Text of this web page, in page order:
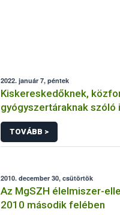
2022. január 7, péntek
Kiskereskedőknek,
gyógyszertáraknak szóló
TOVÁBB >
2010. december 30, csütörtök
Az MgSZH élelmiszer-
2010 második felében